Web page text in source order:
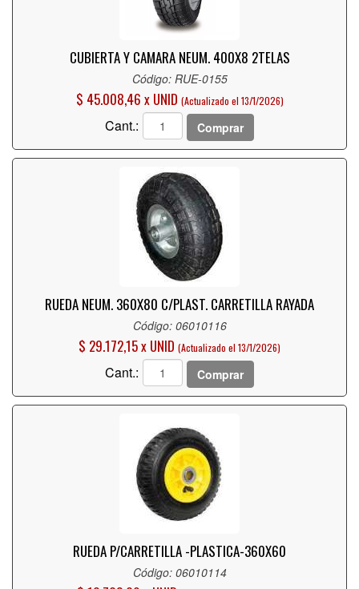
CUBIERTA Y CAMARA NEUM. 400X8 2TELAS
Código: RUE-0155
$ 45.008,46 x UNID (Actualizado el 13/1/2026)
Cant.: Comprar
RUEDA NEUM. 360X80 C/PLAST. CARRETILLA RAYADA
Código: 06010116
$ 29.172,15 x UNID (Actualizado el 13/1/2026)
Cant.: Comprar
RUEDA P/CARRETILLA -PLASTICA-360X60
Código: 06010114